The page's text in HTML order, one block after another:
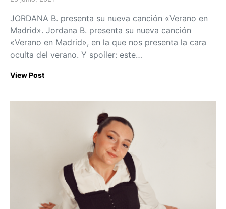
Posted on
JORDANA B. presenta su nueva canción «Verano en
Madrid». Jordana B. presenta su nueva canción
«Verano en Madrid», en la que nos presenta la cara
oculta del verano. Y spoiler: este…
View Post